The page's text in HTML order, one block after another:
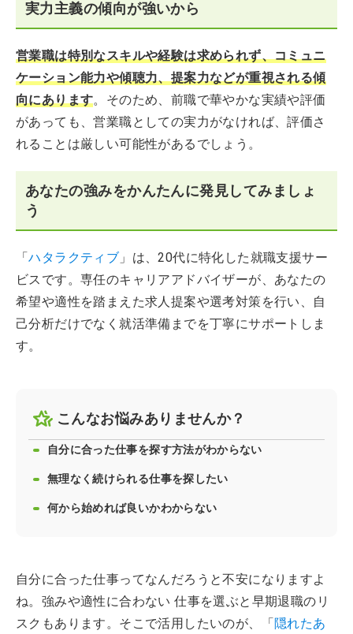
実力主義の傾向が強いから
営業職は特別なスキルや経験は求められず、コミュニ
ケーション能力や傾聴力、提案力などが重視される傾
向にあります。そのため、前職で華やかな実績や評価
があっても、営業職としての実力がなければ、評価さ
れることは厳しい可能性があるでしょう。
あなたの強みをかんたんに発見してみましょ
う
「ハタラクティブ 」は、20代に特化した就職支援サー
ビスです。専任のキャリアアドバイザーが、あなたの
希望や適性を踏まえた求人提案や選考対策を行い、自
己分析だけでなく就活準備までを丁寧にサポートしま
す。
こんなお悩みありませんか？
自分に合った仕事を探す方法がわからない
無理なく続けられる仕事を探したい
何から始めれば良いかわからない
自分に合った仕事ってなんだろうと不安になりますよ
ね。強みや適性に合わない 仕事を選ぶと早期退職のリ
スクもあります。そこで活用したいのが、「隠れたあ